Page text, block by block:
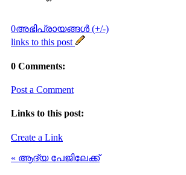
0അഭിപ്രായങ്ങള്‍ (+/-)
links to this post
0 Comments:
Post a Comment
Links to this post:
Create a Link
« ആദ്യ പേജിലേക്ക്